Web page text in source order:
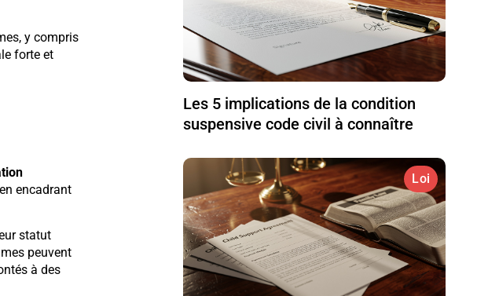
y compris
forte et
encadrant
statut
peuvent
à des
Les 5 implications de la condition
suspensive code civil à connaître
Loi